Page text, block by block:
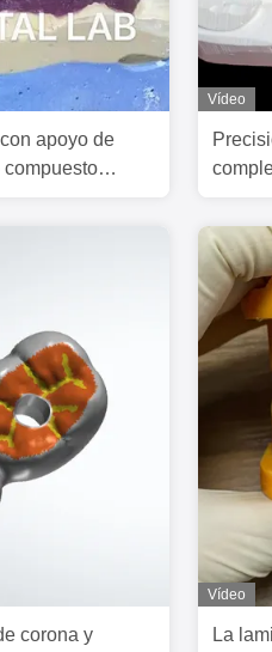
apoyo de
Vídeo
corona y
Vídeo
La